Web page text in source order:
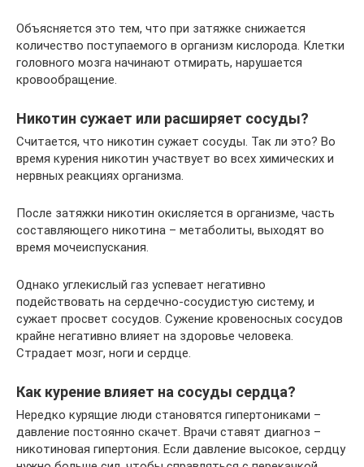
Объясняется это тем, что при затяжке снижается
количество поступаемого в организм кислорода. Клетки
головного мозга начинают отмирать, нарушается
кровообращение.
Никотин сужает или расширяет сосуды?
Считается, что никотин сужает сосуды. Так ли это? Во
время курения никотин участвует во всех химических и
нервных реакциях организма.
После затяжки никотин окисляется в организме, часть
составляющего никотина – метаболиты, выходят во
время мочеиспускания.
Однако углекислый газ успевает негативно
подействовать на сердечно-сосудистую систему, и
сужает просвет сосудов. Сужение кровеносных сосудов
крайне негативно влияет на здоровье человека.
Страдает мозг, ноги и сердце.
Как курение влияет на сосуды сердца?
Нередко курящие люди становятся гипертониками –
давление постоянно скачет. Врачи ставят диагноз –
никотиновая гипертония. Если давление высокое, сердцу